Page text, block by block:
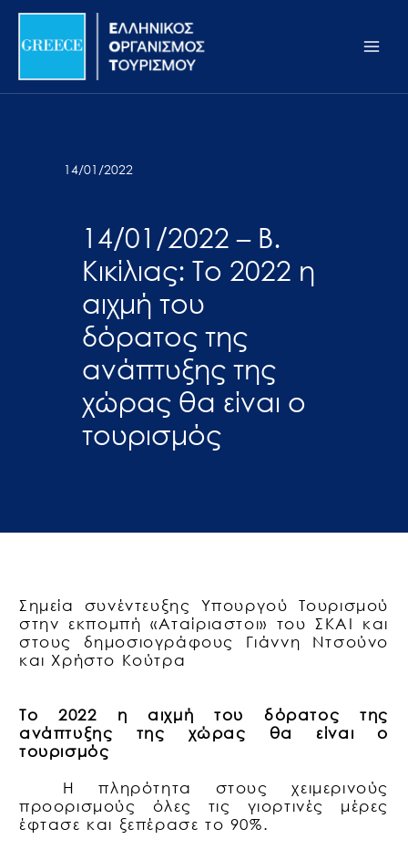
Σημείωση:
ιστότοπος
προσβασιμότητας.
Μετάβαση
περιεχόμενο
14/01/2022
14/01/2022 – Β.
Κικίλιας: Το 2022 η
αιχμή του
δόρατος της
ανάπτυξης της
χώρας θα είναι ο
τουρισμός
Σημεία συνέντευξης Υπουργού Τουρισμού
στην εκπομπή «Αταίριαστοι» του ΣΚΑΙ και
στους δημοσιογράφους Γιάννη Ντσούνο
και Χρήστο Κούτρα
Το 2022 η αιχμή του δόρατος της
ανάπτυξης της χώρας θα είναι ο
τουρισμός
Η πληρότητα στους χειμερινούς
προορισμούς όλες τις γιορτινές μέρες
έφτασε και ξεπέρασε το 90%.